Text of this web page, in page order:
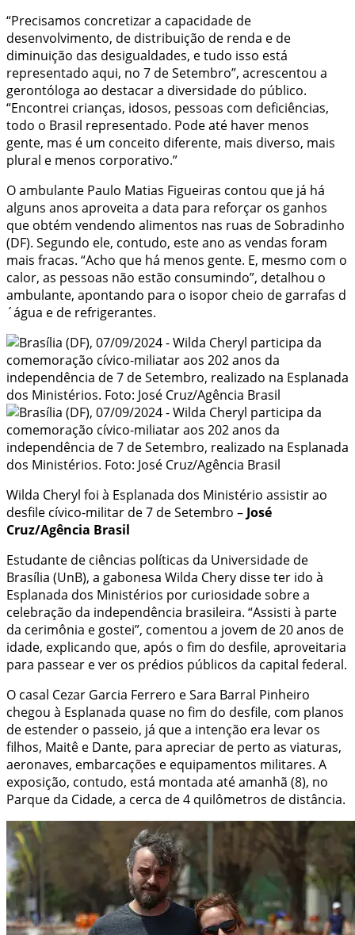
“Precisamos concretizar a capacidade de
desenvolvimento, de distribuição de renda e de
diminuição das desigualdades, e tudo isso está
representado aqui, no 7 de Setembro”, acrescentou a
gerontóloga ao destacar a diversidade do público.
“Encontrei crianças, idosos, pessoas com deficiências,
todo o Brasil representado. Pode até haver menos
gente, mas é um conceito diferente, mais diverso, mais
plural e menos corporativo.”
O ambulante Paulo Matias Figueiras contou que já há
alguns anos aproveita a data para reforçar os ganhos
que obtém vendendo alimentos nas ruas de Sobradinho
(DF). Segundo ele, contudo, este ano as vendas foram
mais fracas. “Acho que há menos gente. E, mesmo com o
calor, as pessoas não estão consumindo”, detalhou o
ambulante, apontando para o isopor cheio de garrafas d
´água e de refrigerantes.
Wilda Cheryl foi à Esplanada dos Ministério assistir ao
desfile cívico-militar de 7 de Setembro – José
Cruz/Agência Brasil
Estudante de ciências políticas da Universidade de
Brasília (UnB), a gabonesa Wilda Chery disse ter ido à
Esplanada dos Ministérios por curiosidade sobre a
celebração da independência brasileira. “Assisti à parte
da cerimônia e gostei”, comentou a jovem de 20 anos de
idade, explicando que, após o fim do desfile, aproveitaria
para passear e ver os prédios públicos da capital federal.
O casal Cezar Garcia Ferrero e Sara Barral Pinheiro
chegou à Esplanada quase no fim do desfile, com planos
de estender o passeio, já que a intenção era levar os
filhos, Maitê e Dante, para apreciar de perto as viaturas,
aeronaves, embarcações e equipamentos militares. A
exposição, contudo, está montada até amanhã (8), no
Parque da Cidade, a cerca de 4 quilômetros de distância.